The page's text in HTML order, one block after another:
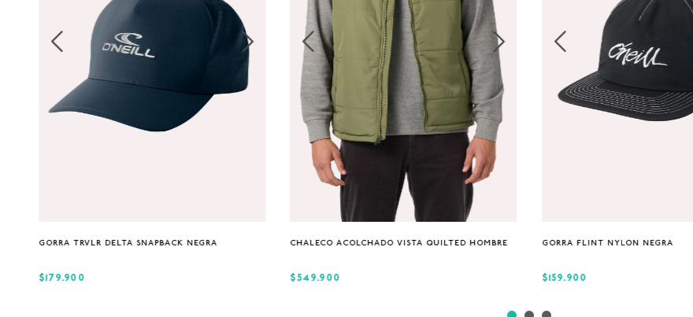
GORRA TRVLR DELTA SNAPBACK NEGRA
$179.900
CHALECO ACOLCHADO VISTA QUILTED HOMBRE
S M XL
$549.900
GORRA FLINT NYLON NEGRA
$159.900